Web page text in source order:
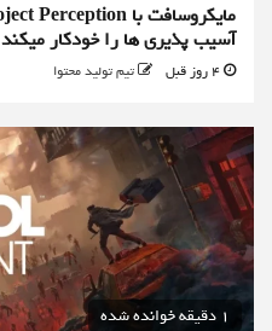
آسیب پذیری ها را خودکار میکند
تیم تولید محتوا
1 دقیقه خوانده شده